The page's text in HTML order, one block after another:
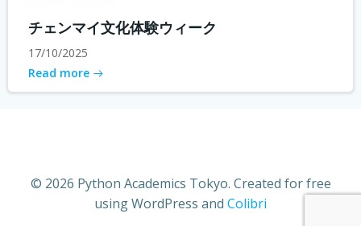
チェンマイ文化体験ウィーク
17/10/2025
Read more
© 2026 Python Academics Tokyo. Created for free
using WordPress and Colibri